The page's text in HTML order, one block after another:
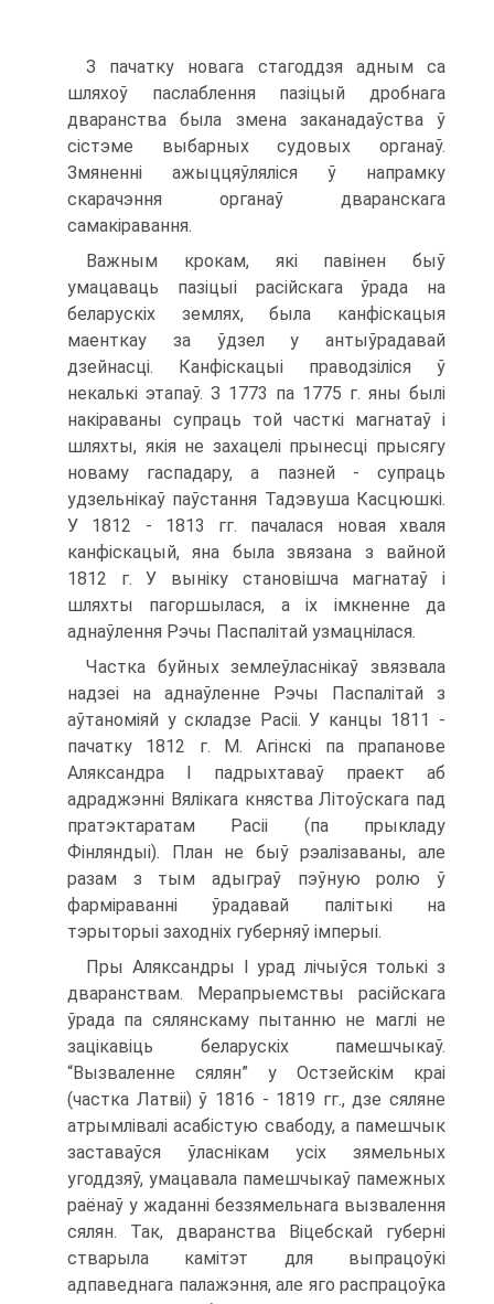
З пачатку новага стагоддзя адным са
шляхоў паслаблення пазіцый дробнага
дваранства была змена заканадаўства ў
сістэме выбарных судовых органаў.
Змяненні ажыццяўляліся ў напрамку
скарачэння органаў дваранскага
самакіравання.
Важным крокам, які павінен быў
умацаваць пазіцыі расійскага ўрада на
беларускіх землях, была канфіскацыя
маенткау за ўдзел у антыўрадавай
дзейнасці. Канфіскацыі праводзіліся ў
некалькі этапаў. З 1773 па 1775 г. яны былі
накіраваны супраць той часткі магнатаў і
шляхты, якія не захацелі прынесці прысягу
новаму гаспадару, а пазней - супраць
удзельнікаў паўстання Тадэвуша Касцюшкі.
У 1812 - 1813 гг. пачалася новая хваля
канфіскацый, яна была звязана з вайной
1812 г. У выніку становішча магнатаў і
шляхты пагоршылася, а іх імкненне да
аднаўлення Рэчы Паспалітай узмацнілася.
Частка буйных землеўласнікаў звязвала
надзеі на аднаўленне Рэчы Паспалітай з
аўтаноміяй у складзе Расіі. У канцы 1811 -
пачатку 1812 г. М. Агінскі па прапанове
Аляксандра І падрыхтаваў праект аб
адраджэнні Вялікага княства Літоўскага пад
пратэктаратам Расіі (па прыкладу
Фінляндыі). План не быў рэалізаваны, але
разам з тым адыграў пэўную ролю ў
фарміраванні ўрадавай палітыкі на
тэрыторыі заходніх губерняў імперыі.
Пры Аляксандры І урад лічыўся толькі з
дваранствам. Мерапрыемствы расійскага
ўрада па сялянскаму пытанню не маглі не
зацікавіць беларускіх памешчыкаў.
“Вызваленне сялян” у Остзейскім краі
(частка Латвіі) ў 1816 - 1819 гг., дзе сяляне
атрымлівалі асабістую свабоду, а памешчык
заставаўся ўласнікам усіх зямельных
угоддзяў, умацавала памешчыкаў памежных
раёнаў у жаданні беззямельнага вызвалення
сялян. Так, дваранства Віцебскай губерні
стварыла камітэт для выпрацоўкі
адпаведнага палажэння, але яго распрацоўка